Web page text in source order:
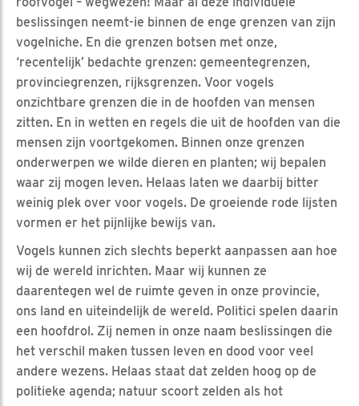
beslissingen neemt-ie binnen de enge grenzen van zijn
vogelniche. En die grenzen botsen met onze,
‘recentelijk’ bedachte grenzen: gemeentegrenzen,
provinciegrenzen, rijksgrenzen. Voor vogels
onzichtbare grenzen die in de hoofden van mensen
zitten. En in wetten en regels die uit de hoofden van die
mensen zijn voortgekomen. Binnen onze grenzen
onderwerpen we wilde dieren en planten; wij bepalen
waar zij mogen leven. Helaas laten we daarbij bitter
weinig plek over voor vogels. De groeiende rode lijsten
vormen er het pijnlijke bewijs van.
Vogels kunnen zich slechts beperkt aanpassen aan hoe
wij de wereld inrichten. Maar wij kunnen ze
daarentegen wel de ruimte geven in onze provincie,
ons land en uiteindelijk de wereld. Politici spelen daarin
een hoofdrol. Zij nemen in onze naam beslissingen die
het verschil maken tussen leven en dood voor veel
andere wezens. Helaas staat dat zelden hoog op de
politieke agenda; natuur scoort zelden als hot